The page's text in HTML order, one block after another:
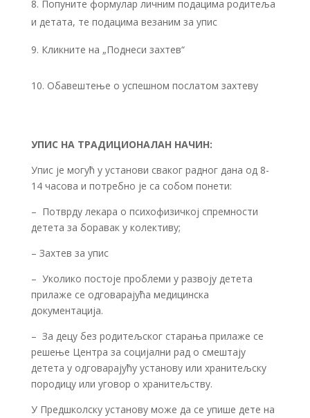
8. Попуните формулар личним подацима родитеља
и детата, те подацима везаним за упис
9. Кликните на „Поднеси захтев“
10. Обавештење о успешном послатом захтеву
УПИС НА ТРАДИЦИОНАЛАН НАЧИН:
Упис је могућ у установи сваког радног дана од 8-
14 часова и потребно је са собом понети:
– Потврду лекара о психофизичкoj спремности
детета за боравак у колективу;
– Захтев за упис
– Уколико постоје проблеми у развоју детета
прилаже се одговарајућа медицинска
документација.
– За децу без родитељског старања прилаже се
решење Центра за социјални рад о смештају
детета у одговарајућу установу или хранитељску
породицу или уговор о хранитељству.
У Предшколску установу може да се упише дете на